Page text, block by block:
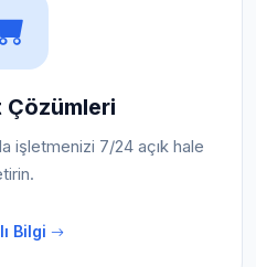
Çözümleri
işletmenizi 7/24 açık hale
Bilgi